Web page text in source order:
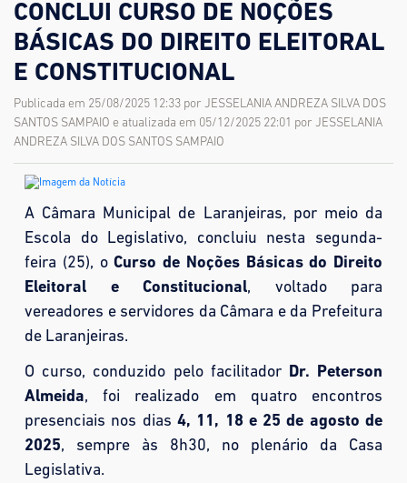
CONCLUI CURSO DE NOÇÕES
BÁSICAS DO DIREITO ELEITORAL
E CONSTITUCIONAL
Publicada em 25/08/2025 12:33 por JESSELANIA ANDREZA SILVA DOS
SANTOS SAMPAIO e atualizada em 05/12/2025 22:01 por JESSELANIA
ANDREZA SILVA DOS SANTOS SAMPAIO
A Câmara Municipal de Laranjeiras, por meio da
Escola do Legislativo, concluiu nesta segunda-
feira (25), oCurso de Noções Básicas do Direito
Eleitoral e Constitucional, voltado para
vereadores e servidores da Câmara e da Prefeitura
de Laranjeiras.
O curso, conduzido pelo facilitador Dr. Peterson
Almeida, foi realizado em quatro encontros
presenciais nos dias 4, 11, 18 e 25 de agosto de
2025, sempre às 8h30, no plenário da Casa
Legislativa.